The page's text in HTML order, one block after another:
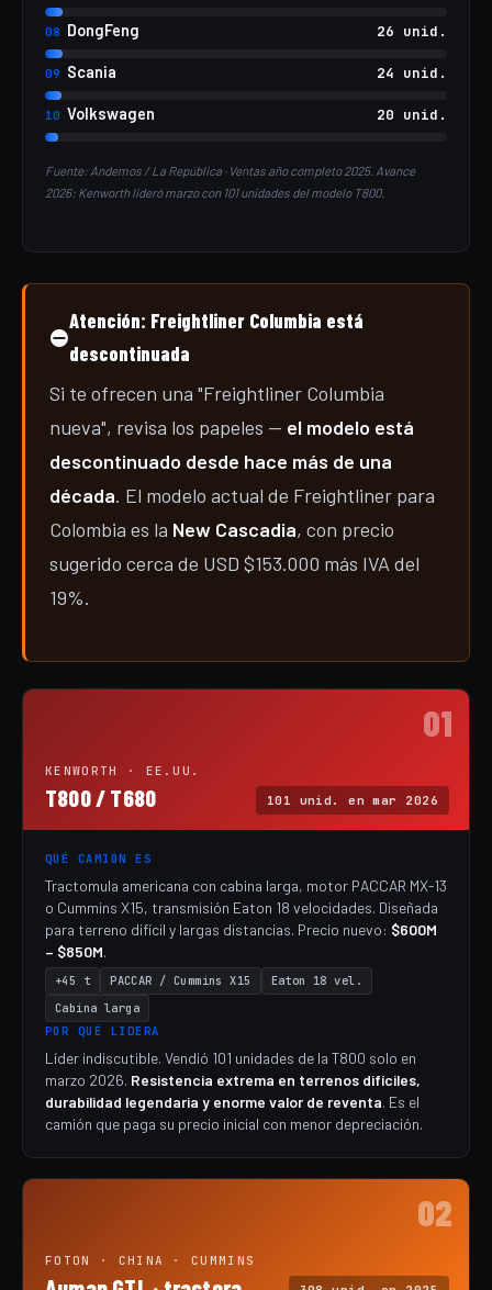
08 DongFeng 26 unid.
09 Scania 24 unid.
10 Volkswagen 20 unid.
Fuente: Andemos / La República · Ventas año completo 2025. Avance
2026: Kenworth lideró marzo con 101 unidades del modelo T800.
⛔
Atención: Freightliner Columbia está
descontinuada
Si te ofrecen una "Freightliner Columbia
nueva", revisa los papeles — el modelo está
descontinuado desde hace más de una
década. El modelo actual de Freightliner para
Colombia es la New Cascadia, con precio
sugerido cerca de USD $153.000 más IVA del
19%.
01
KENWORTH · EE.UU.
T800 / T680 101 unid. en mar 2026
QUÉ CAMIÓN ES
Tractomula americana con cabina larga, motor PACCAR MX-13
o Cummins X15, transmisión Eaton 18 velocidades. Diseñada
para terreno difícil y largas distancias. Precio nuevo: $600M
– $850M.
+45 t PACCAR / Cummins X15
Eaton 18 vel.
Cabina larga
POR QUÉ LIDERA
Líder indiscutible. Vendió 101 unidades de la T800 solo en
marzo 2026. Resistencia extrema en terrenos difíciles,
durabilidad legendaria y enorme valor de reventa. Es el
camión que paga su precio inicial con menor depreciación.
02
FOTON · CHINA · CUMMINS